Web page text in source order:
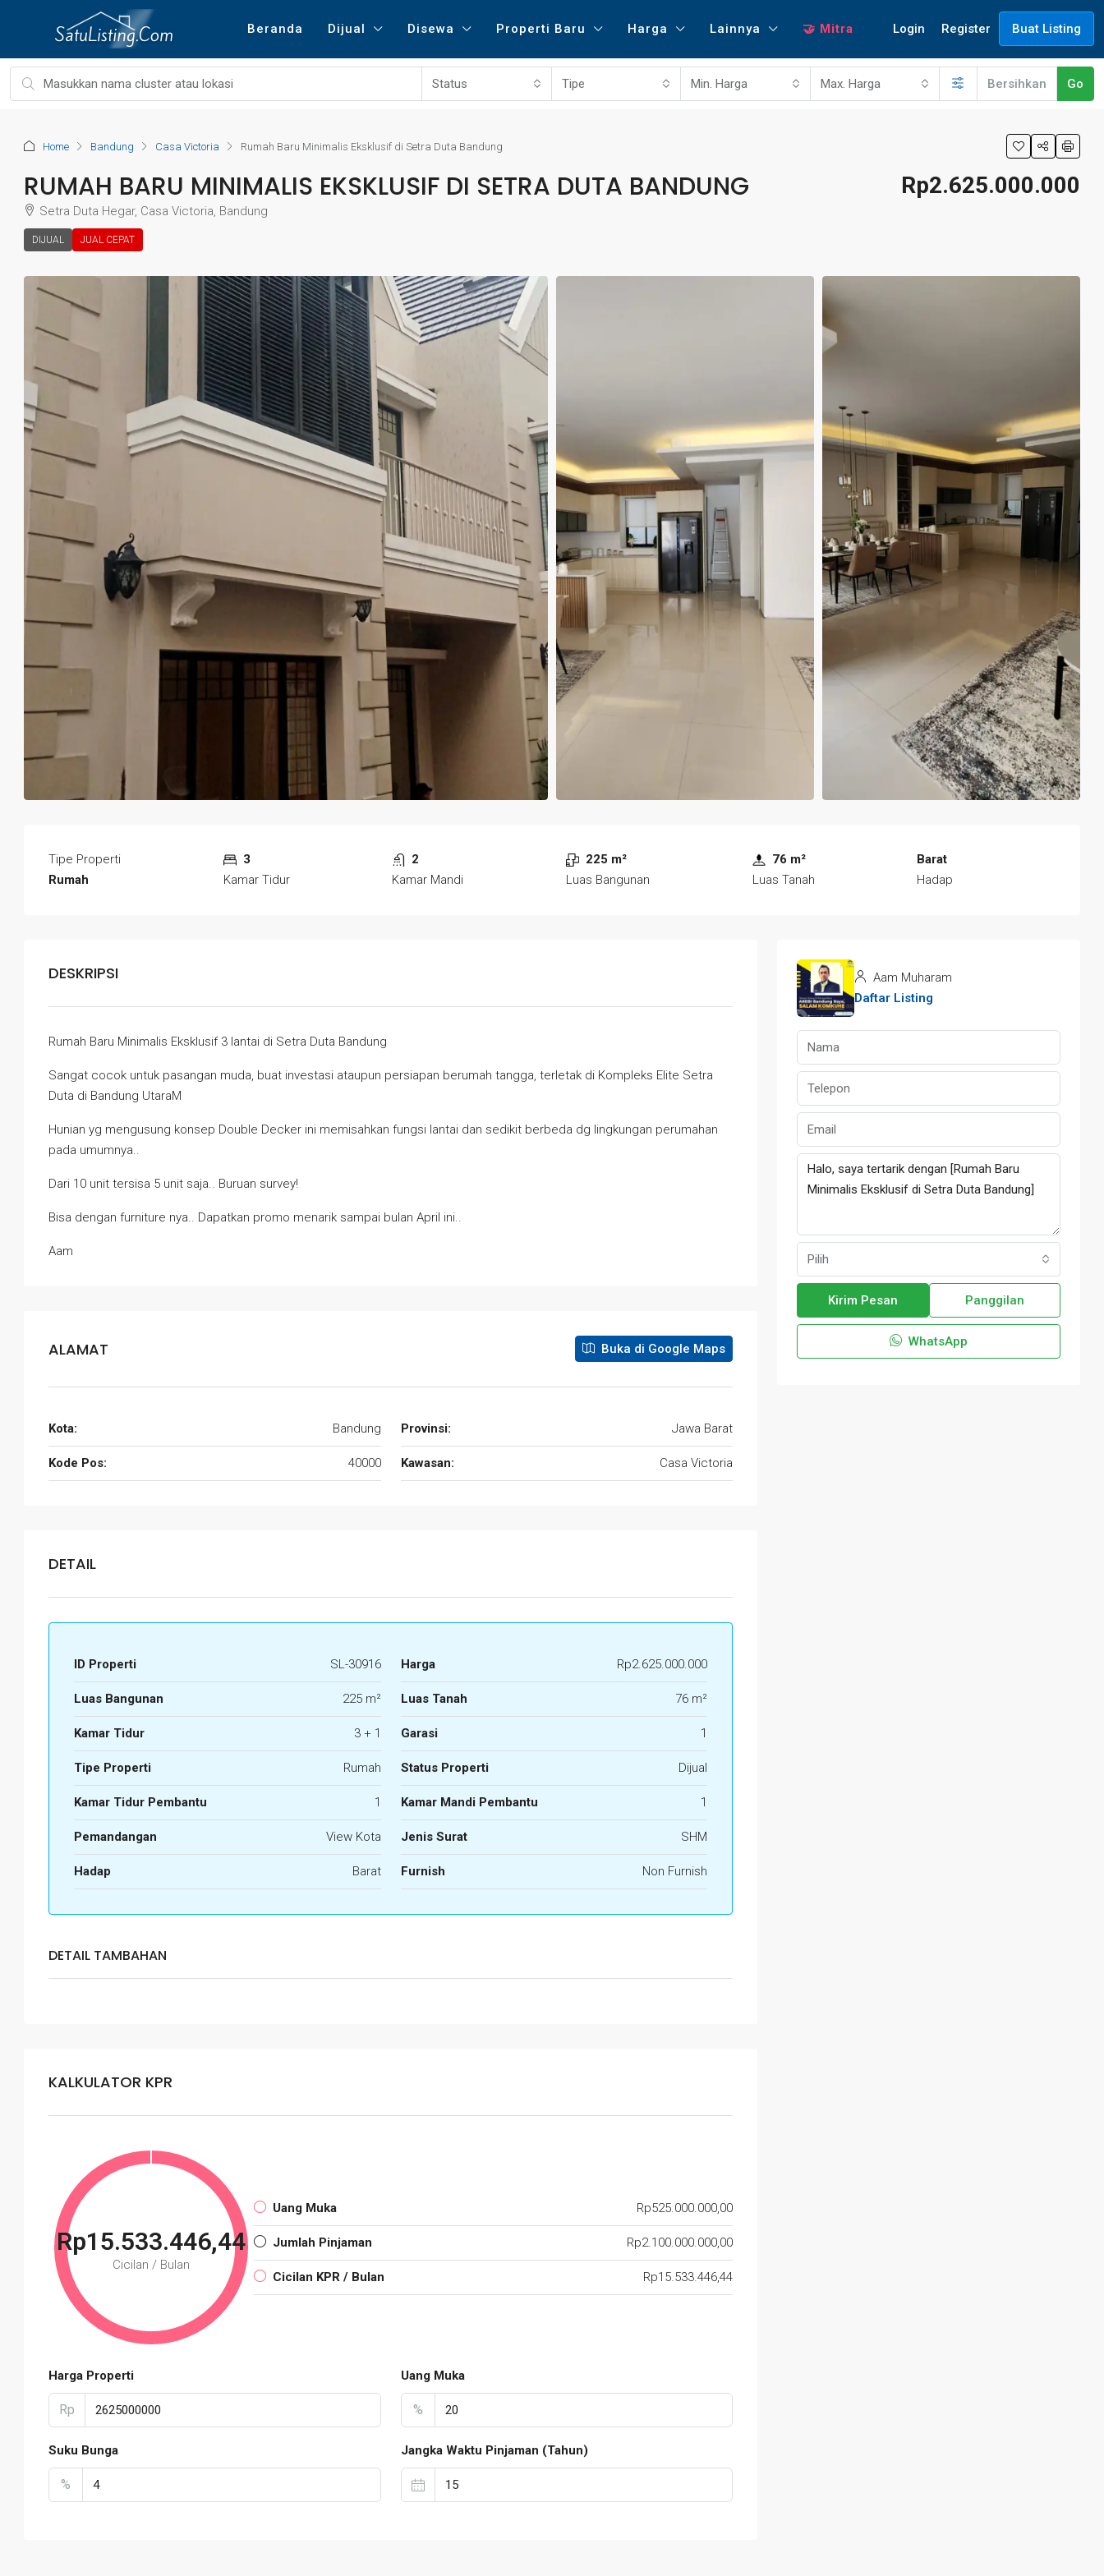
Beranda Dijual Disewa Properti Baru Harga Lainnya 🤝 Mitra Login Register Buat Listing
Status Tipe Min. Harga Max. Harga Bersihkan Go
Home Bandung Casa Victoria Rumah Baru Minimalis Eksklusif di Setra Duta Bandung
RUMAH BARU MINIMALIS EKSKLUSIF DI SETRA DUTA BANDUNG
Setra Duta Hegar, Casa Victoria, Bandung
DIJUAL JUAL CEPAT
Rp2.625.000.000
Tipe Properti
Rumah
3
Kamar Tidur
2
Kamar Mandi
225 m²
Luas Bangunan
76 m²
Luas Tanah
Barat
Hadap
DESKRIPSI
Rumah Baru Minimalis Eksklusif 3 lantai di Setra Duta Bandung
Sangat cocok untuk pasangan muda, buat investasi ataupun persiapan berumah tangga, terletak di Kompleks Elite Setra
Duta di Bandung UtaraM
Hunian yg mengusung konsep Double Decker ini memisahkan fungsi lantai dan sedikit berbeda dg lingkungan perumahan
pada umumnya..
Dari 10 unit tersisa 5 unit saja.. Buruan survey!
Bisa dengan furniture nya.. Dapatkan promo menarik sampai bulan April ini..
Aam
ALAMAT Buka di Google Maps
Kota: Bandung Provinsi: Jawa Barat
Kode Pos: 40000 Kawasan: Casa Victoria
DETAIL
ID Properti SL-30916 Harga Rp2.625.000.000
Luas Bangunan 225 m² Luas Tanah 76 m²
Kamar Tidur 3 + 1 Garasi 1
Tipe Properti Rumah Status Properti Dijual
Kamar Tidur Pembantu 1 Kamar Mandi Pembantu 1
Pemandangan View Kota Jenis Surat SHM
Hadap Barat Furnish Non Furnish
DETAIL TAMBAHAN
KALKULATOR KPR
Rp15.533.446,44
Cicilan / Bulan
Uang Muka Rp525.000.000,00
Jumlah Pinjaman Rp2.100.000.000,00
Cicilan KPR / Bulan Rp15.533.446,44
Harga Properti
Rp
Uang Muka
%
Suku Bunga
%
Jangka Waktu Pinjaman (Tahun)
Aam Muharam
Daftar Listing
Pilih
Kirim Pesan Panggilan
WhatsApp